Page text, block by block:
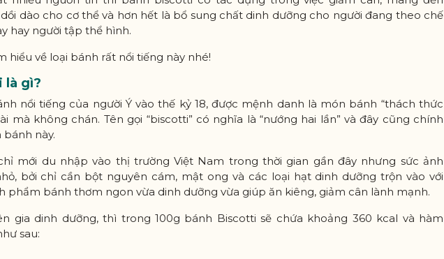
dào cho cơ thể và hơn hết là bổ sung chất dinh dưỡng cho người đang theo chế
hay người tập thể hình.
hiểu về loại bánh rất nổi tiếng này nhé!
là gì?
nổi tiếng của người Ý vào thế kỷ 18, được mệnh danh là món bánh “thách thức
mà không chán. Tên gọi “biscotti” có nghĩa là “nướng hai lần” và đây cũng chính
này.
mới du nhập vào thị trường Việt Nam trong thời gian gần đây nhưng sức ảnh
bởi chỉ cần bột nguyên cám, mật ong và các loại hạt dinh dưỡng trộn vào với
phẩm bánh thơm ngon vừa dinh dưỡng vừa giúp ăn kiêng, giảm cân lành mạnh.
gia dinh dưỡng, thì trong 100g bánh Biscotti sẽ chứa khoảng 360 kcal và hàm
sau: